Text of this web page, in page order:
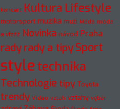
koncert Kultura Lifestyle
motorsport muzika muži Móda móda
a vizáž Novinka návod Praha
radyrady a tipySport
styletechnika
Technologie tipy Toyota
trendy Video vztah vztahy výběr